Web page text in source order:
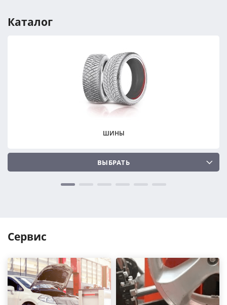
Сбросить
ПОДОБРАТЬ
Сбросить
Год авто
ПОДОБРАТЬ
Сбросить
Каталог
ШИНЫ
ВЫБРАТЬ
Сервис